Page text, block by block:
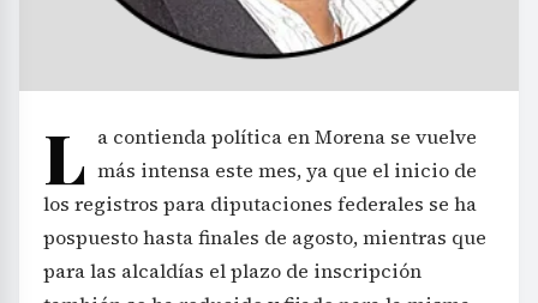
L a contienda política en Morena se vuelve
más intensa este mes, ya que el inicio de
los registros para diputaciones federales se ha
pospuesto hasta finales de agosto, mientras que
para las alcaldías el plazo de inscripción